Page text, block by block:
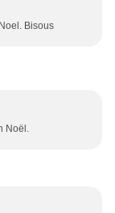
Bisous
Noël.